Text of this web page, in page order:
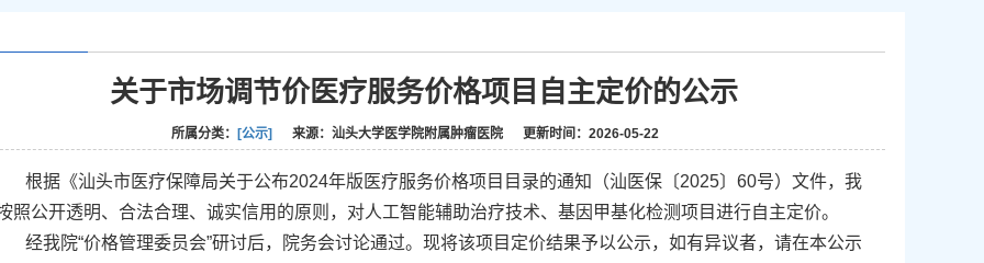
关于市场调节价医疗服务价格项目自主定价的公示
所属分类： [公示] 来源：汕头大学医学院附属肿瘤医院 更新时间：2026-05-22
根据《汕头市医疗保障局关于公布2024年版医疗服务价格项目目录的通知（汕医保〔2025〕60号）文件，我
照公开透明、合法合理、诚实信用的原则，对人工智能辅助治疗技术、基因甲基化检测项目进行自主定价。
经我院“价格管理委员会”研讨后，院务会讨论通过。现将该项目定价结果予以公示，如有异议者，请在本公示